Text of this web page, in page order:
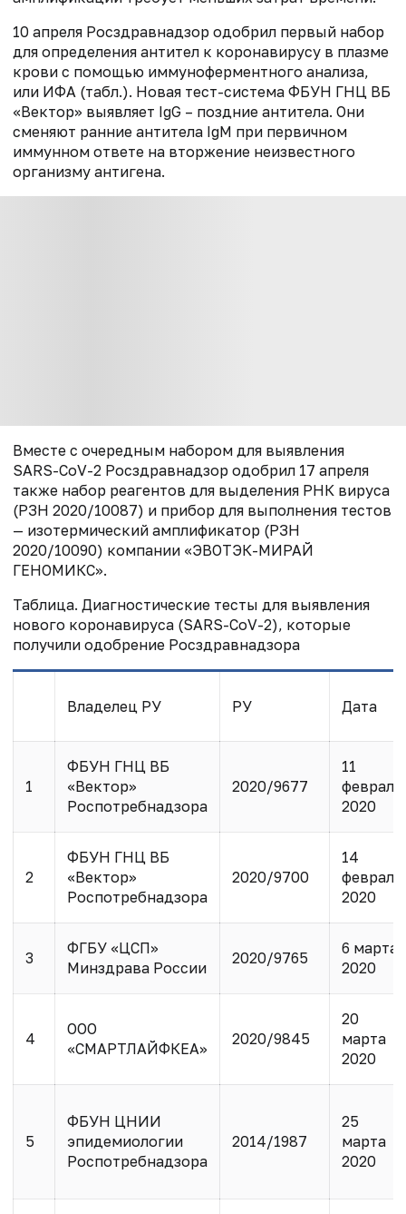
10 апреля Росздравнадзор одобрил первый набор
для определения антител к коронавирусу в плазме
крови с помощью иммуноферментного анализа,
или ИФА (табл.). Новая тест-система ФБУН ГНЦ ВБ
«Вектор» выявляет IgG – поздние антитела. Они
сменяют ранние антитела IgM при первичном
иммунном ответе на вторжение неизвестного
организму антигена.
Вместе с очередным набором для выявления
SARS-CoV-2 Росздравнадзор одобрил 17 апреля
также набор реагентов для выделения РНК вируса
(РЗН 2020/10087) и прибор для выполнения тестов
— изотермический амплификатор (РЗН
2020/10090) компании «ЭВОТЭК-МИРАЙ
ГЕНОМИКС».
Таблица. Диагностические тесты для выявления
нового коронавируса (SARS-CoV-2), которые
получили одобрение Росздравнадзора
Владелец РУ РУ Дата
1
ФБУН ГНЦ ВБ
«Вектор»
Роспотребнадзора
2020/9677
11
февраля
2020
2
ФБУН ГНЦ ВБ
«Вектор»
Роспотребнадзора
2020/9700
14
февраля
2020
3
ФГБУ «ЦСП»
Минздрава России
2020/9765
6 марта
2020
4
ООО
«СМАРТЛАЙФКЕА»
2020/9845
20
марта
2020
5
ФБУН ЦНИИ
эпидемиологии
Роспотребнадзора
2014/1987
25
марта
2020